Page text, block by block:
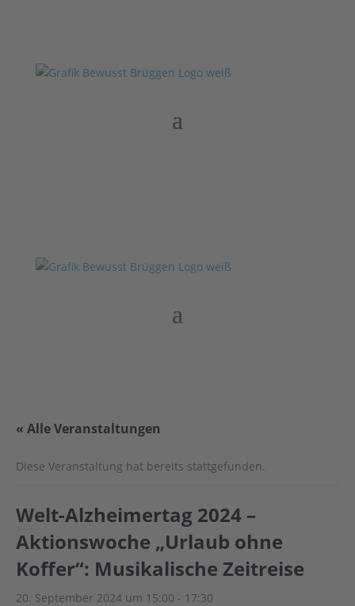
« Alle Veranstaltungen
Diese Veranstaltung hat bereits stattgefunden.
Welt-Alzheimertag 2024 –
Aktionswoche „Urlaub ohne
Koffer“: Musikalische Zeitreise
20. September 2024 um 15:00 - 17:30